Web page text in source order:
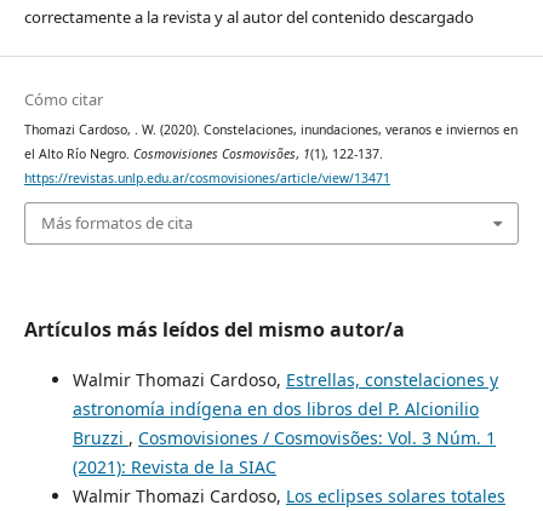
correctamente a la revista y al autor del contenido descargado
Cómo citar
Thomazi Cardoso, . W. (2020). Constelaciones, inundaciones, veranos e inviernos en
el Alto Río Negro. Cosmovisiones Cosmovisões, 1(1), 122-137.
https://revistas.unlp.edu.ar/cosmovisiones/article/view/13471
Más formatos de cita
Artículos más leídos del mismo autor/a
Walmir Thomazi Cardoso, Estrellas, constelaciones y
astronomía indígena en dos libros del P. Alcionilio
Bruzzi , Cosmovisiones / Cosmovisões: Vol. 3 Núm. 1
(2021): Revista de la SIAC
Walmir Thomazi Cardoso, Los eclipses solares totales